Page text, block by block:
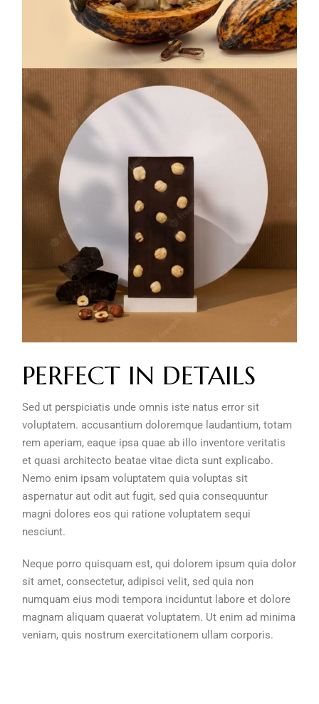
PERFECT IN DETAILS
Sed ut perspiciatis unde omnis iste natus error sit
voluptatem. accusantium doloremque laudantium, totam
rem aperiam, eaque ipsa quae ab illo inventore veritatis
et quasi architecto beatae vitae dicta sunt explicabo.
Nemo enim ipsam voluptatem quia voluptas sit
aspernatur aut odit aut fugit, sed quia consequuntur
magni dolores eos qui ratione voluptatem sequi
nesciunt.
Neque porro quisquam est, qui dolorem ipsum quia dolor
sit amet, consectetur, adipisci velit, sed quia non
numquam eius modi tempora inciduntut labore et dolore
magnam aliquam quaerat voluptatem. Ut enim ad minima
veniam, quis nostrum exercitationem ullam corporis.